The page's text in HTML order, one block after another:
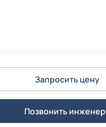
Запросить цену
Позвонить